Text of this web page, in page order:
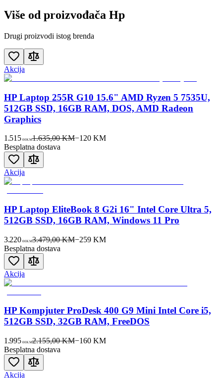
Više od proizvođača Hp
Drugi proizvodi istog brenda
Akcija
HP Laptop 255R G10 15.6" AMD Ryzen 5 7535U,
512GB SSD, 16GB RAM, DOS, AMD Radeon
Graphics
1.515 00KM1.635,00 KM−120KM
Besplatna dostava
Akcija
HP Laptop EliteBook 8 G2i 16" Intel Core Ultra 5,
512GB SSD, 16GB RAM, Windows 11 Pro
3.220 00KM3.479,00 KM−259KM
Besplatna dostava
Akcija
HP Kompjuter ProDesk 400 G9 Mini Intel Core i5,
512GB SSD, 32GB RAM, FreeDOS
1.995 00KM2.155,00 KM−160KM
Besplatna dostava
Akcija